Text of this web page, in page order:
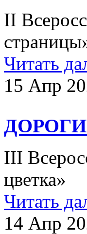
II
Читать
15 Апр
III
цветка»
Читать
14 Апр